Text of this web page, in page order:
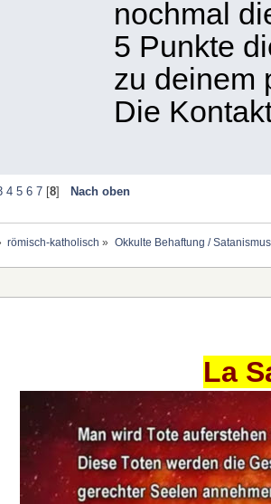
nochmal
5 Punkte
zu deinem
Die
4 5 6 7[8] Nach oben
römisch-katholisch » Okkulte Behaftung /
La